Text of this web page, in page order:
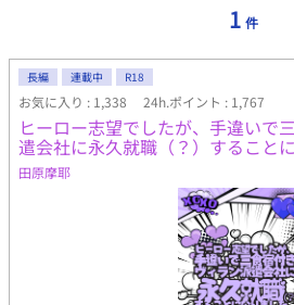
1 件
長編 連載中 R18
お気に入り : 1,338 24h.ポイント : 1,767
ヒーロー志望でしたが、手違いで
遣会社に永久就職（？）すること
田原摩耶